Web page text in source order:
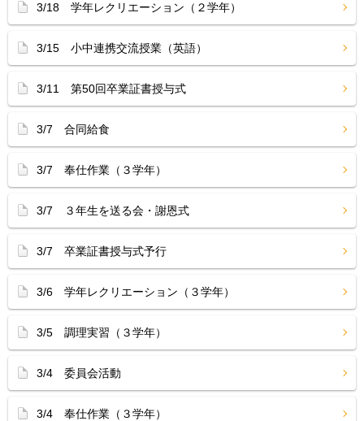
3/18 学年レクリエーション（２学年）
3/15 小中連携交流授業（英語）
3/11 第50回卒業証書授与式
3/7 合同給食
3/7 奉仕作業（３学年）
3/7 ３年生を送る会・謝恩式
3/7 卒業証書授与式予行
3/6 学年レクリエーション（３学年）
3/5 調理実習（３学年）
3/4 委員会活動
3/4 奉仕作業（３学年）